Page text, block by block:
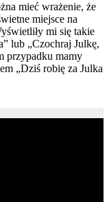
mieć wrażenie, że
miejsce na
mi się takie
lub „Czochraj Julkę,
przypadku mamy
„Dziś robię za Julka